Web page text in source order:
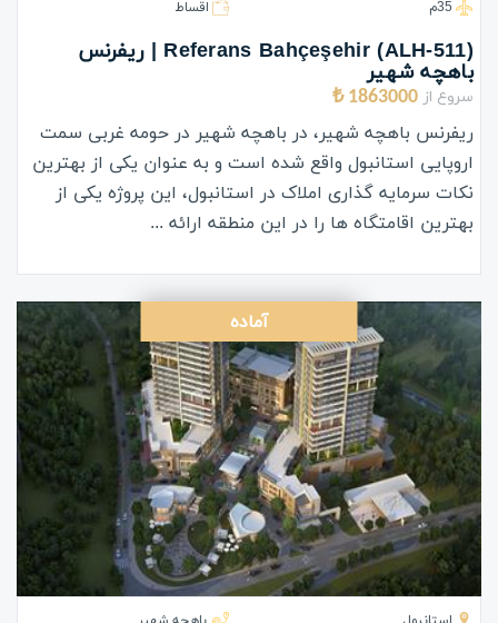
35م
اقساط
(ALH-511) Referans Bahçeşehir | ریفرنس
باهچه شهیر
سروع از 1863000 ₺
ریفرنس باهچه شهیر، در باهچه شهیر در حومه غربی سمت
اروپایی استانبول واقع شده است و به عنوان یکی از بهترین
نکات سرمایه گذاری املاک در استانبول، این پروژه یکی از
بهترین اقامتگاه ها را در این منطقه ارائه ...
آماده